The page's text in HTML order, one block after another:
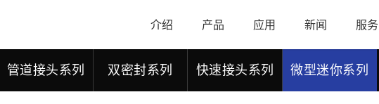
介绍 产品 应用 新闻 服务
管道接头系列 双密封系列 快速接头系列 微型迷你系列